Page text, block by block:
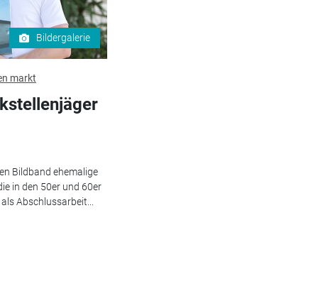
Bildergalerie
markt
Bildband ehemalige
in den 50er und 60er
Abschlussarbeit...